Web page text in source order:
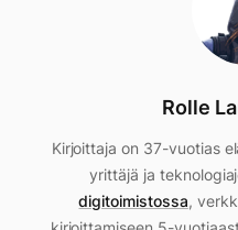
Rolle
Kirjoittaja on 37-vuotias
yrittäjä ja
digitoimistossa,